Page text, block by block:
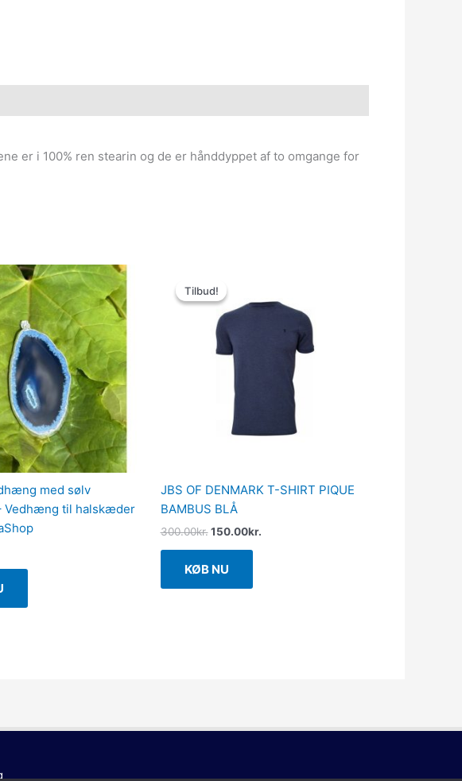
er i 100% ren stearin og de er hånddyppet af to omgange for
med sølv
Vedhæng til halskæder
Tilbud!
Tilbud!
JBS OF DENMARK T-SHIRT PIQUE
BAMBUS BLÅ
300.00kr.
pris
var:
300.00kr..
150.00kr.
er:
150.00kr..
KØB NU